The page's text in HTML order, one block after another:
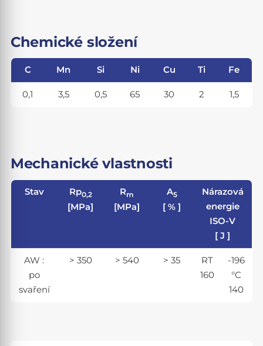
Chemické složení
C Mn Si Ni Cu Ti Fe
0,1 3,5 0,5 65 30 2 1,5
Mechanické vlastnosti
Stav Rp0,2
[MPa]
Rm
[MPa]
A5
[ % ]
Nárazová
energie
ISO-V
[ J ]
AW :
po
svaření
> 350 > 540 > 35
RT
160
-196
°C
140